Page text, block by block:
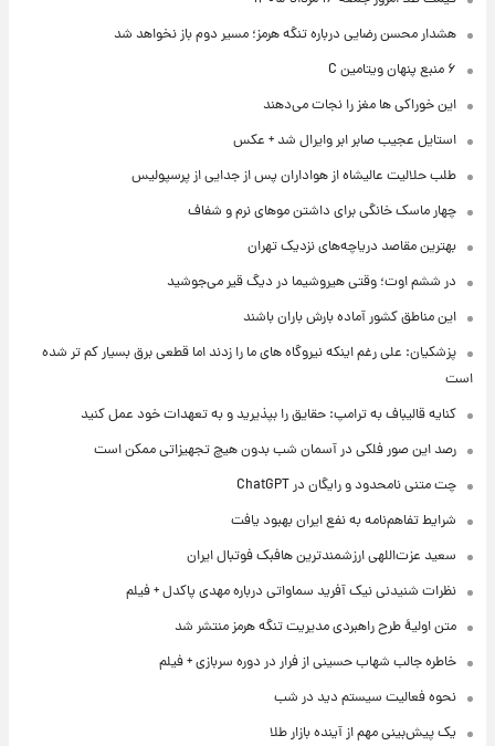
هشدار محسن رضایی درباره تنگه هرمز؛ مسیر دوم باز نخواهد شد
۶ منبع پنهان ویتامین C
این خوراکی ها مغز را نجات می‌دهند
استایل عجیب صابر ابر وایرال شد + عکس
طلب حلالیت عالیشاه از هواداران پس از جدایی از پرسپولیس
چهار ماسک خانگی برای داشتن موهای نرم و شفاف
بهترین مقاصد دریاچه‌های نزدیک تهران
در ششم اوت؛ وقتی هیروشیما در دیگ قیر می‌جوشید
این مناطق کشور آماده بارش باران باشند
پزشکیان: علی رغم اینکه نیروگاه های ما را زدند اما قطعی برق بسیار کم تر شده
است
کنایه قالیباف به ترامپ: حقایق را بپذیرید و به تعهدات خود عمل کنید
رصد این صور فلکی در آسمان شب بدون هیچ تجهیزاتی ممکن است
چت متنی نامحدود و رایگان در ChatGPT
شرایط تفاهم‌نامه به نفع ایران بهبود یافت
سعید عزت‌اللهی ارزشمندترین هافبک فوتبال ایران
نظرات شنیدنی نیک آفرید سماواتی درباره مهدی پاکدل + فیلم
متن اولیۀ طرح راهبردی مدیریت تنگه هرمز منتشر شد
خاطره جالب شهاب حسینی از فرار در دوره سربازی + فیلم
نحوه فعالیت سیستم دید در شب
یک پیش‌بینی مهم از آینده بازار طلا